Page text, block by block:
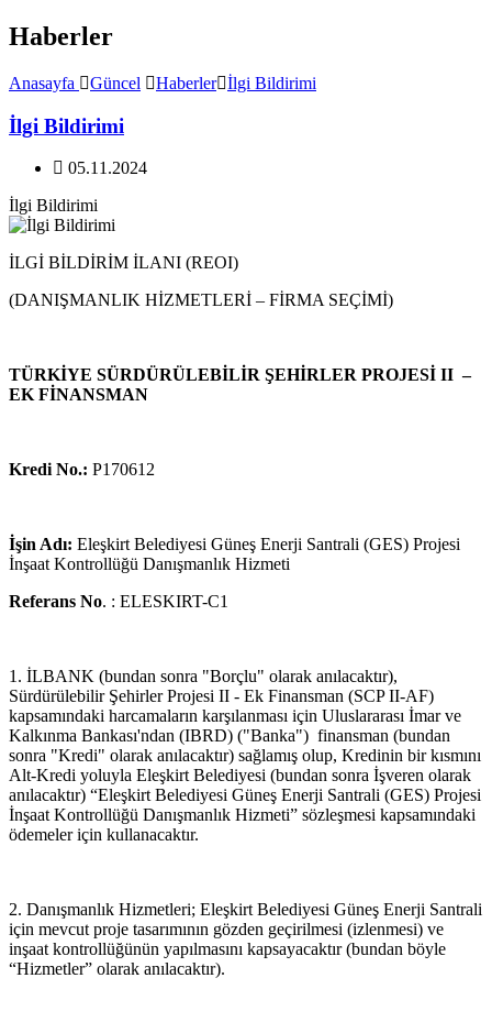
Haberler
Anasayfa Güncel Haberler İlgi Bildirimi
İlgi Bildirimi
05.11.2024
İlgi Bildirimi
İLGİ BİLDİRİM İLANI (REOI)
(DANIŞMANLIK HİZMETLERİ – FİRMA SEÇİMİ)
TÜRKİYE SÜRDÜRÜLEBİLİR ŞEHİRLER PROJESİ II –
EK FİNANSMAN
Kredi No.: P170612
İşin Adı: Eleşkirt Belediyesi Güneş Enerji Santrali (GES) Projesi
İnşaat Kontrollüğü Danışmanlık Hizmeti
Referans No. : ELESKIRT-C1
1. İLBANK (bundan sonra "Borçlu" olarak anılacaktır),
Sürdürülebilir Şehirler Projesi II - Ek Finansman (SCP II-AF)
kapsamındaki harcamaların karşılanması için Uluslararası İmar ve
Kalkınma Bankası'ndan (IBRD) ("Banka") finansman (bundan
sonra "Kredi" olarak anılacaktır) sağlamış olup, Kredinin bir kısmını
Alt-Kredi yoluyla Eleşkirt Belediyesi (bundan sonra İşveren olarak
anılacaktır) “Eleşkirt Belediyesi Güneş Enerji Santrali (GES) Projesi
İnşaat Kontrollüğü Danışmanlık Hizmeti” sözleşmesi kapsamındaki
ödemeler için kullanacaktır.
2. Danışmanlık Hizmetleri; Eleşkirt Belediyesi Güneş Enerji Santrali
için mevcut proje tasarımının gözden geçirilmesi (izlenmesi) ve
inşaat kontrollüğünün yapılmasını kapsayacaktır (bundan böyle
“Hizmetler” olarak anılacaktır).